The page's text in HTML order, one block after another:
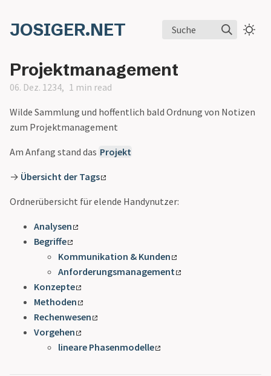
JOSIGER.NET Suche
Projektmanagement
06. Dez. 1234 1 min read
Wilde Sammlung und hoffentlich bald Ordnung von Notizen
zum Projektmanagement
Am Anfang stand das Projekt
→ Übersicht der Tags
Ordnerübersicht für elende Handynutzer:
Analysen
Begriffe
Kommunikation & Kunden
Anforderungsmanagement
Konzepte
Methoden
Rechenwesen
Vorgehen
lineare Phasenmodelle